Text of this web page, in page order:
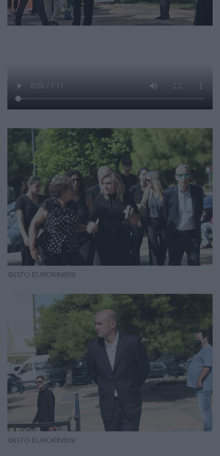
ΦΩΤΟ EUROKINISSI
ΦΩΤΟ EUROKINISSI